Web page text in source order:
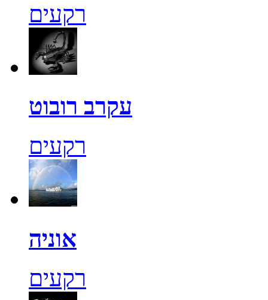
רקעים
עקרב רובוט
רקעים
אוניה
רקעים